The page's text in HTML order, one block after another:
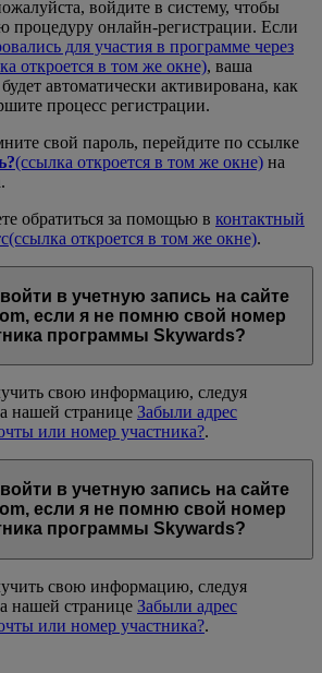
войдите в систему, чтобы
процедуру онлайн-регистрации. Если
для участия в программе через
откроется в том же окне), ваша
автоматически активирована, как
процесс регистрации.
свой пароль, перейдите по ссылке
(ссылка откроется в том же окне) на
обратиться за помощью в контактный
(ссылка откроется в том же окне).
в учетную запись на сайте
если я не помню свой номер
программы Skywards?
свою информацию, следуя
нашей странице Забыли адрес
или номер участника?.
в учетную запись на сайте
если я не помню свой номер
программы Skywards?
свою информацию, следуя
нашей странице Забыли адрес
или номер участника?.